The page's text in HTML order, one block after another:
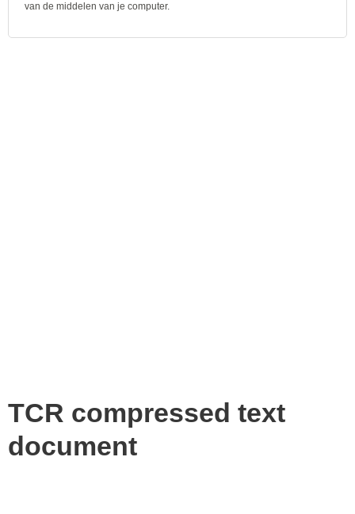
van de middelen van je computer.
TCR compressed text
document